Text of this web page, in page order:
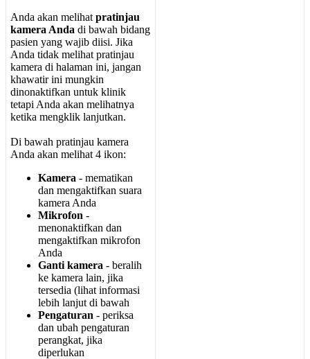
Anda akan melihat pratinjau
kamera Anda di bawah bidang
pasien yang wajib diisi. Jika
Anda tidak melihat pratinjau
kamera di halaman ini, jangan
khawatir ini mungkin
dinonaktifkan untuk klinik
tetapi Anda akan melihatnya
ketika mengklik lanjutkan.
Di bawah pratinjau kamera
Anda akan melihat 4 ikon:
Kamera - mematikan
dan mengaktifkan suara
kamera Anda
Mikrofon -
menonaktifkan dan
mengaktifkan mikrofon
Anda
Ganti kamera - beralih
ke kamera lain, jika
tersedia (lihat informasi
lebih lanjut di bawah
Pengaturan - periksa
dan ubah pengaturan
perangkat, jika
diperlukan